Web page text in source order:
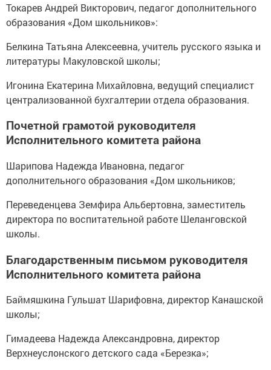
Токарев Андрей Викторович, педагог дополнительного
образования «Дом школьников»:
Белкина Татьяна Алексеевна, учитель русского языка и
литературы Макуловской школы;
Игонина Екатерина Михайловна, ведущий специалист
централизованной бухгалтерии отдела образования.
Почетной грамотой руководителя
Исполнительного комитета района
Шарипова Надежда Ивановна, педагог
дополнительного образования «Дом школьников;
Переведенцева Земфира Альбертовна, заместитель
директора по воспитательной работе Шеланговской
школы.
Благодарственным письмом руководителя
Исполнительного комитета района
Баймяшкина Гульшат Шарифовна, директор Канашской
школы;
Гимадеева Надежда Александровна, директор
Верхнеуслонского детского сада «Березка»;